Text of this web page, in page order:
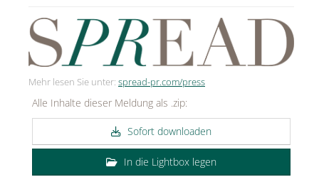
Mehr lesen Sie unter: spread-pr.com/press
Alle Inhalte dieser Meldung als .zip:
Sofort downloaden
In die Lightbox legen